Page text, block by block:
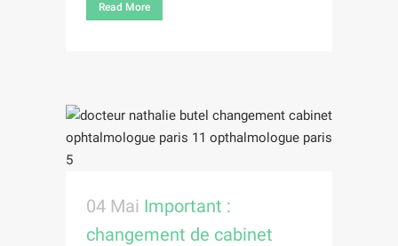
Read More
04 Mai Important :
changement de cabinet